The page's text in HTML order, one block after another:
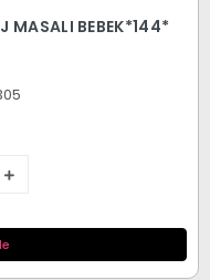
MASALI BEBEK*144*